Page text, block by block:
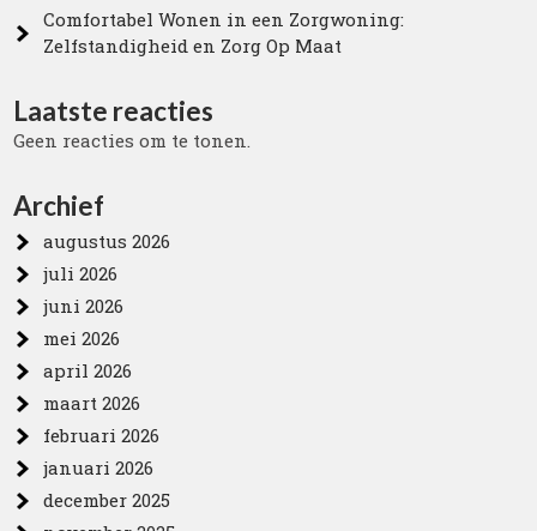
Comfortabel Wonen in een Zorgwoning:
Zelfstandigheid en Zorg Op Maat
Laatste reacties
Geen reacties om te tonen.
Archief
augustus 2026
juli 2026
juni 2026
mei 2026
april 2026
maart 2026
februari 2026
januari 2026
december 2025